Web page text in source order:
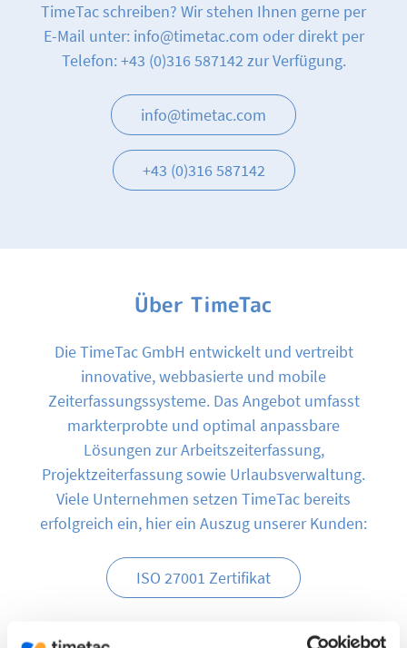
TimeTac schreiben? Wir stehen Ihnen gerne per
E-Mail unter: info@timetac.com oder direkt per
Telefon: +43 (0)316 587142 zur Verfügung.
info@timetac.com
+43 (0)316 587142
Über TimeTac
Die TimeTac GmbH entwickelt und vertreibt
innovative, webbasierte und mobile
Zeiterfassungssysteme. Das Angebot umfasst
markterprobte und optimal anpassbare
Lösungen zur Arbeitszeiterfassung,
Projektzeiterfassung sowie Urlaubsverwaltung.
Viele Unternehmen setzen TimeTac bereits
erfolgreich ein, hier ein Auszug unserer Kunden:
ISO 27001 Zertifikat